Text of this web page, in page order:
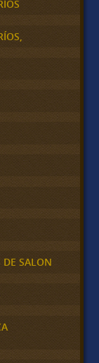
SALON